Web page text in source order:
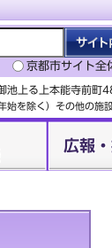
京都市サイト全
上る上本能寺前町
を除く）その他の施
広報